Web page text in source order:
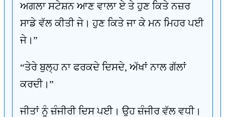
ਅਗਲਾ ਸਟੇਸ਼ਨ ਆਣ ਵਾਲਾ ਏ ਤੇ ਹੁਣ ਕਿਤੇ ਨਜ਼ਰ
ਸਾਡੇ ਵੱਲ ਕੀਤੀ ਜੇ। ਹੁਣ ਕਿਤੇ ਜਾ ਕੇ ਮਨ ਮਿਹਰ ਪਈ
ਜੇ।”
“ਤੇਰੇ ਬੁਲ੍ਹ ਨਾ ਫਰਕਦੇ ਦਿਸਦੇ, ਅੱਖਾਂ ਨਾਲ ਗੱਲਾਂ
ਕਰਦੀ।”
ਜੀਤਾਂ ਨੂੰ ਜ਼ੰਜੀਰੀ ਦਿਸ ਪਈ। ਉਹ ਜ਼ੰਜੀਰ ਵੱਲ ਵਧੀ।